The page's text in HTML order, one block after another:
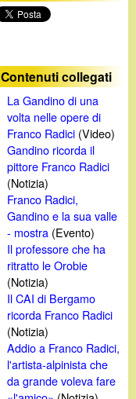
Contenuti collegati
La Gandino di una
volta nelle opere di
Franco Radici (Video)
Gandino ricorda il
pittore Franco Radici
(Notizia)
Franco Radici,
Gandino e la sua valle
- mostra (Evento)
Il professore che ha
ritratto le Orobie
(Notizia)
Il CAI di Bergamo
ricorda Franco Radici
(Notizia)
Addio a Franco Radici,
l'artista-alpinista che
da grande voleva fare